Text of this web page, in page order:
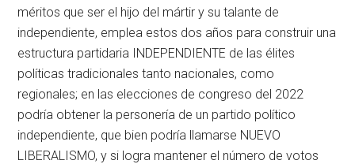
méritos que ser el hijo del mártir y su talante de
independiente, emplea estos dos años para construir una
estructura partidaria INDEPENDIENTE de las élites
políticas tradicionales tanto nacionales, como
regionales; en las elecciones de congreso del 2022
podría obtener la personería de un partido político
independiente, que bien podría llamarse NUEVO
LIBERALISMO, y si logra mantener el número de votos